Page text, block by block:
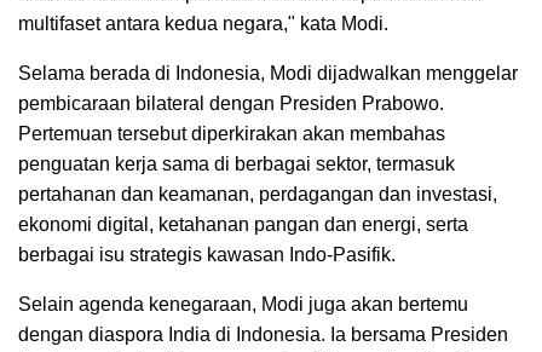
multifaset antara kedua negara," kata Modi.
Selama berada di Indonesia, Modi dijadwalkan menggelar
pembicaraan bilateral dengan Presiden Prabowo.
Pertemuan tersebut diperkirakan akan membahas
penguatan kerja sama di berbagai sektor, termasuk
pertahanan dan keamanan, perdagangan dan investasi,
ekonomi digital, ketahanan pangan dan energi, serta
berbagai isu strategis kawasan Indo-Pasifik.
Selain agenda kenegaraan, Modi juga akan bertemu
dengan diaspora India di Indonesia. Ia bersama Presiden